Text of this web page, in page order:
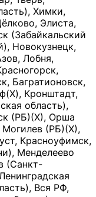
Химки,
Элиста,
(Забайкальский
Новокузнецк,
Лобня,
Багратионовск,
Кронштадт,
область),
(РБ)(Х), Орша
Могилев (РБ)(Х),
Красноуфимск,
Менделеево
(Санкт-
Вся РФ,